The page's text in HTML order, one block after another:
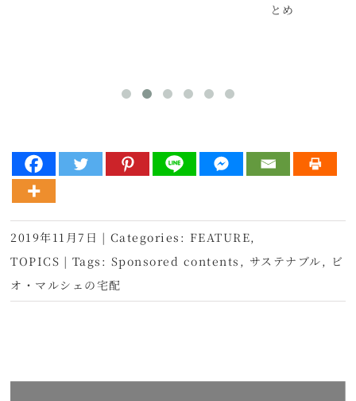
とめ
2019年11月7日 | Categories: FEATURE,
TOPICS | Tags: Sponsored contents , サステナブル , ビ
オ・マルシェの宅配